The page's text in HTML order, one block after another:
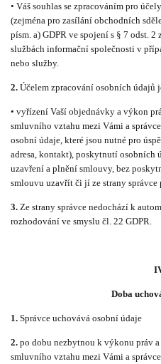
• Váš souhlas se zpracováním pro
(zejména pro zasílání obchodních
písm. a) GDPR ve spojení s § 7 odst.
službách informační společnosti v
nebo služby.
2. Účelem zpracování osobních údajů
• vyřízení Vaší objednávky a výkon
smluvního vztahu mezi Vámi a
osobní údaje, které jsou nutné pro
adresa, kontakt), poskytnutí osobních
uzavření a plnění smlouvy, bez
smlouvu uzavřít či jí ze strany správce
3. Ze strany správce nedochází k
rozhodování ve smyslu čl. 22 GDPR.
Doba
1. Správce uchovává osobní údaje
2. po dobu nezbytnou k výkonu práv
smluvního vztahu mezi Vámi a